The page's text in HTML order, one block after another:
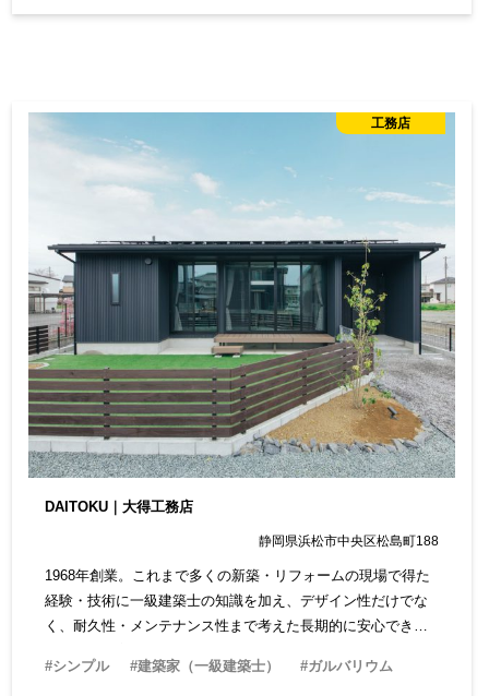
工務店
DAITOKU｜大得工務店
静岡県浜松市中央区松島町188
1968年創業。これまで多くの新築・リフォームの現場で得た
経験・技術に一級建築士の知識を加え、デザイン性だけでな
く、耐久性・メンテナンス性まで考えた長期的に安心できる
まいの相談ができ安心です。
#シンプル #建築家（一級建築士） #ガルバリウム